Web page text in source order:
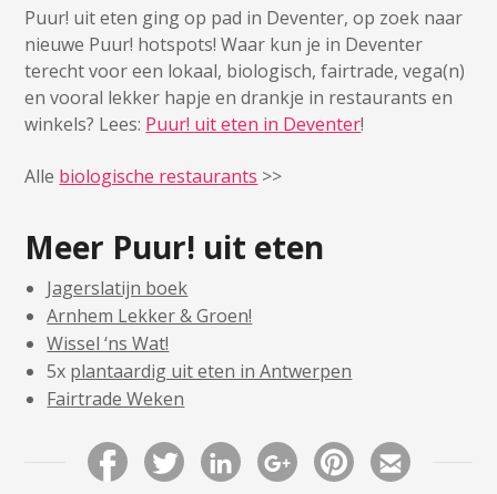
Puur! uit eten ging op pad in Deventer, op zoek naar
nieuwe Puur! hotspots! Waar kun je in Deventer
terecht voor een lokaal, biologisch, fairtrade, vega(n)
en vooral lekker hapje en drankje in restaurants en
winkels? Lees: Puur! uit eten in Deventer!
Alle biologische restaurants >>
Meer Puur! uit eten
Jagerslatijn boek
Arnhem Lekker & Groen!
Wissel ‘ns Wat!
5x plantaardig uit eten in Antwerpen
Fairtrade Weken